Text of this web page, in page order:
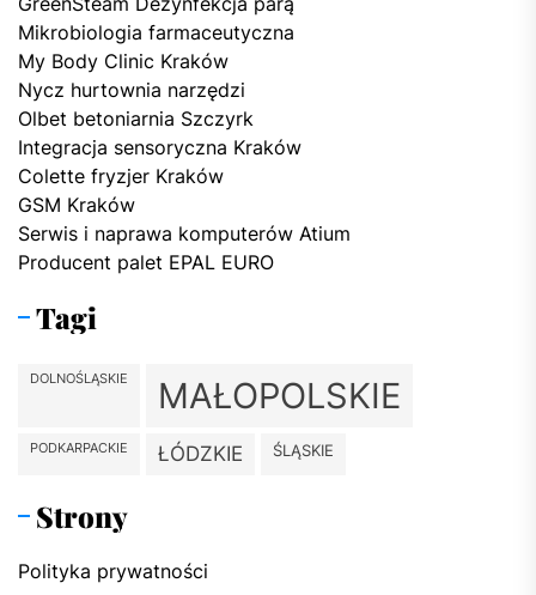
Mikrobiologia farmaceutyczna
My Body Clinic Kraków
Nycz hurtownia narzędzi
Olbet betoniarnia Szczyrk
Integracja sensoryczna Kraków
Colette fryzjer Kraków
GSM Kraków
Serwis i naprawa komputerów Atium
Producent palet EPAL EURO
Tagi
DOLNOŚLĄSKIE MAŁOPOLSKIE
PODKARPACKIE ŁÓDZKIE ŚLĄSKIE
Strony
Polityka prywatności